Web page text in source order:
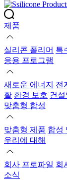
제품
실리콘 폴리머 특
응용 프로그램
새로운 에너지 전
활 환경 보호 건설
맞춤형 합성
맞춤형 제품 합성
우리에 대해
회사 프로파일 회
소식